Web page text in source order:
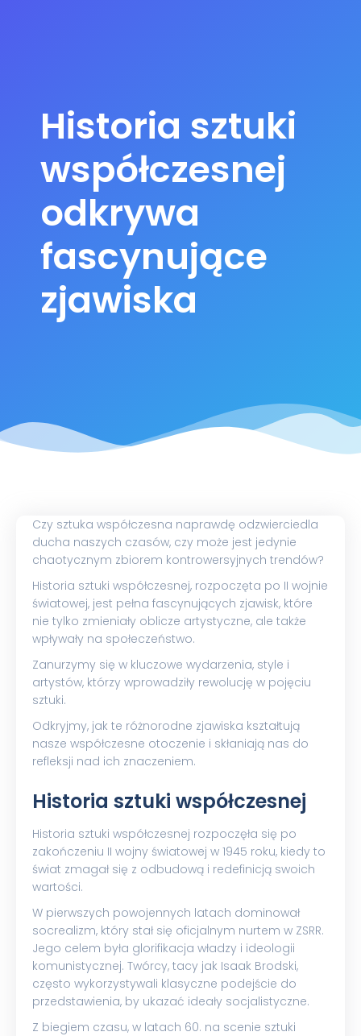
Historia sztuki
współczesnej
odkrywa
fascynujące
zjawiska
Czy sztuka współczesna naprawdę odzwierciedla
ducha naszych czasów, czy może jest jedynie
chaotycznym zbiorem kontrowersyjnych trendów?
Historia sztuki współczesnej, rozpoczęta po II wojnie
światowej, jest pełna fascynujących zjawisk, które
nie tylko zmieniały oblicze artystyczne, ale także
wpływały na społeczeństwo.
Zanurzymy się w kluczowe wydarzenia, style i
artystów, którzy wprowadziły rewolucję w pojęciu
sztuki.
Odkryjmy, jak te różnorodne zjawiska kształtują
nasze współczesne otoczenie i skłaniają nas do
refleksji nad ich znaczeniem.
Historia sztuki współczesnej
Historia sztuki współczesnej rozpoczęła się po
zakończeniu II wojny światowej w 1945 roku, kiedy to
świat zmagał się z odbudową i redefinicją swoich
wartości.
W pierwszych powojennych latach dominował
socrealizm, który stał się oficjalnym nurtem w ZSRR.
Jego celem była glorifikacja władzy i ideologii
komunistycznej. Twórcy, tacy jak Isaak Brodski,
często wykorzystywali klasyczne podejście do
przedstawienia, by ukazać ideały socjalistyczne.
Z biegiem czasu, w latach 60. na scenie sztuki